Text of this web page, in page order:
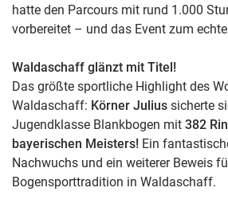
hatte den Parcours mit rund 1.000
vorbereitet – und das Event zum
Waldaschaff glänzt mit Titel!
Das größte sportliche Highlight des
Waldaschaff: Körner Julius sicherte
Jugendklasse Blankbogen mit 382
bayerischen Meisters! Ein
Nachwuchs und ein weiterer Beweis
Bogensporttradition in Waldaschaff.